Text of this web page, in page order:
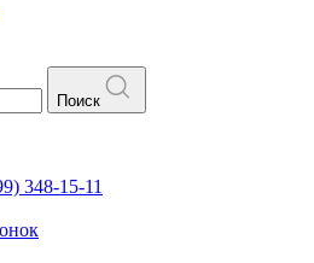
Поиск
348-15-11